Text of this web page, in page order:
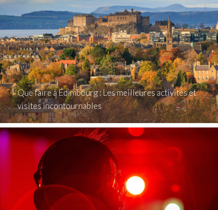
Que faire à Édimbourg : Les meilleures activités et
visites incontournables